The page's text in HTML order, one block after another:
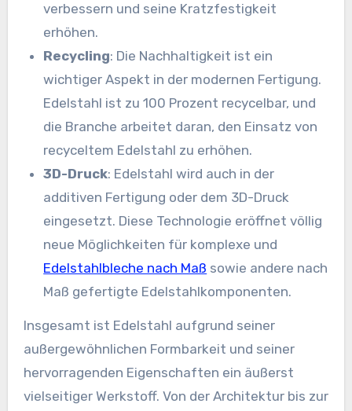
verbessern und seine Kratzfestigkeit
erhöhen.
Recycling: Die Nachhaltigkeit ist ein
wichtiger Aspekt in der modernen Fertigung.
Edelstahl ist zu 100 Prozent recycelbar, und
die Branche arbeitet daran, den Einsatz von
recyceltem Edelstahl zu erhöhen.
3D-Druck: Edelstahl wird auch in der
additiven Fertigung oder dem 3D-Druck
eingesetzt. Diese Technologie eröffnet völlig
neue Möglichkeiten für komplexe und
Edelstahlbleche nach Maß sowie andere nach
Maß gefertigte Edelstahlkomponenten.
Insgesamt ist Edelstahl aufgrund seiner
außergewöhnlichen Formbarkeit und seiner
hervorragenden Eigenschaften ein äußerst
vielseitiger Werkstoff. Von der Architektur bis zur